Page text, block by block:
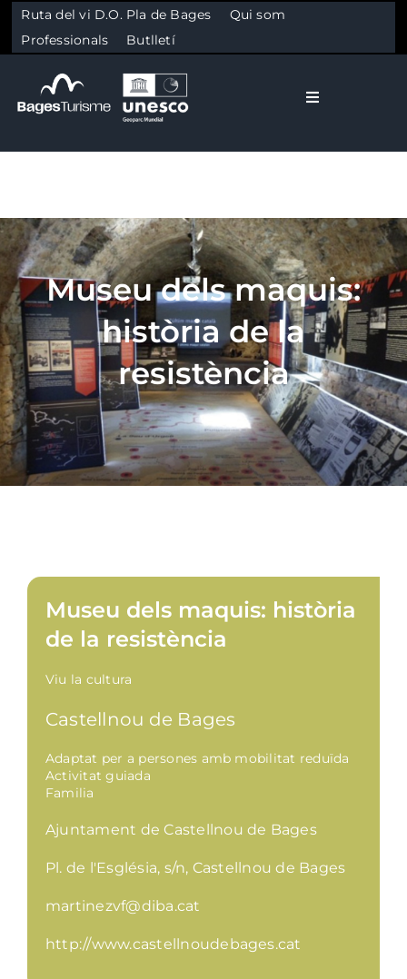
Skip to content
Ruta del vi D.O. Pla de Bages
Qui som
Professionals
Butlletí
Toggle
Cultura
Gastronomia
Planifica
Museu dels maquis:
història de la
resistència
Museu dels maquis: història
de la resistència
Viu la cultura
Castellnou de Bages
Adaptat per a persones amb mobilitat reduïda
Activitat guiada
Familia
Ajuntament de Castellnou de Bages
Pl. de l'Església, s/n, Castellnou de Bages
martinezvf@diba.cat
http://www.castellnoudebages.cat